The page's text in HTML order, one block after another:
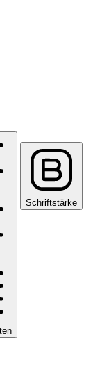
Schriftstärke